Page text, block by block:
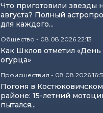
Что приготовили звезды
августа? Полный
для каждого...
Общество - 08.08.2026 22:13
Как Шклов отметил «День
огурца»
Происшествия - 08.08.2026
Погоня в Костюковичском
районе: 15-летний
пытался...